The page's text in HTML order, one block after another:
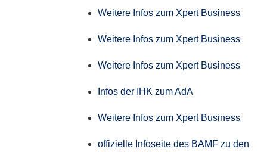
Weitere Infos zum Xpert Business
Weitere Infos zum Xpert Business
Weitere Infos zum Xpert Business
Infos der IHK zum AdA
Weitere Infos zum Xpert Business
offizielle Infoseite des BAMF zu den